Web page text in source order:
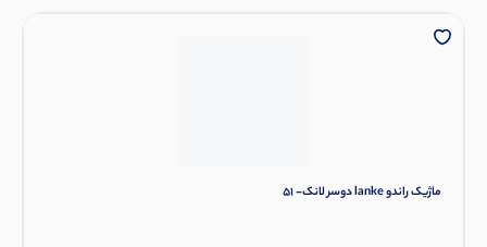
ماژیک راندو lanke دوسر لانک- 51